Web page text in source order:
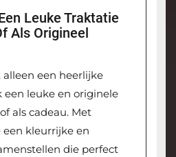
Leuke Traktatie
Als Origineel
alleen een heerlijke
een leuke en originele
als cadeau. Met
een kleurrijke en
die perfect